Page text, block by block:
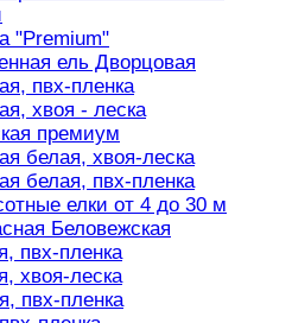
"Premium"
ель Дворцовая
пвх-пленка
хвоя - леска
премиум
белая, хвоя-леска
белая, пвх-пленка
елки от 4 до 30 м
Беловежская
пвх-пленка
хвоя-леска
пвх-пленка